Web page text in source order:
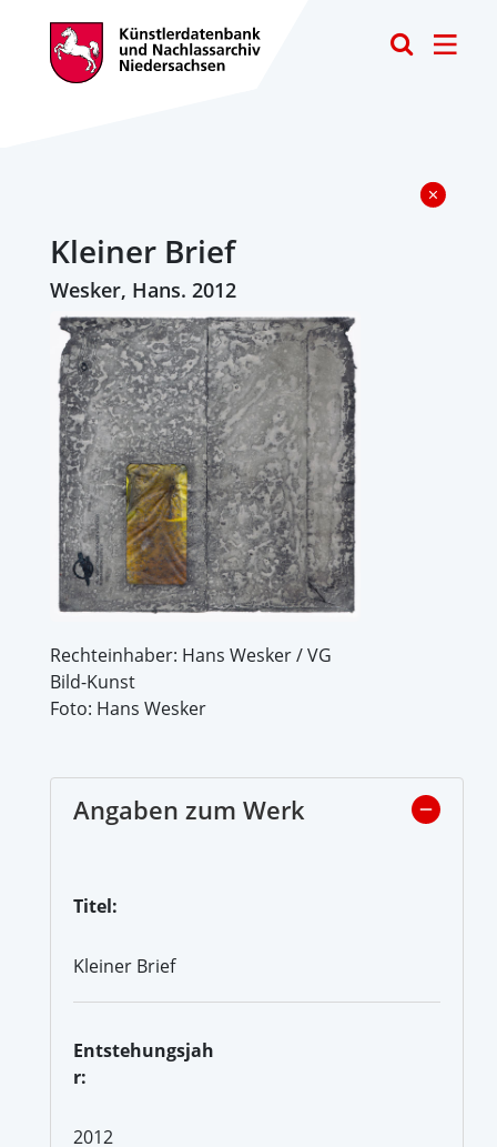
Kleiner Brief
Wesker, Hans. 2012
Rechteinhaber: Hans Wesker / VG
Bild-Kunst
Foto: Hans Wesker
Angaben zum Werk
Titel:
Kleiner Brief
Entstehungsjah
r:
2012